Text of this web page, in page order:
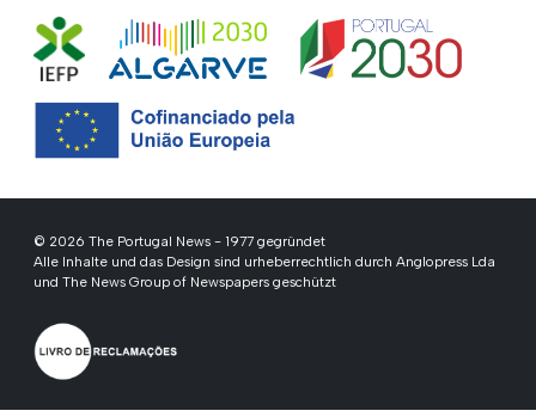
© 2026 The Portugal News - 1977 gegründet
Alle Inhalte und das Design sind urheberrechtlich durch Anglopress Lda
und The News Group of Newspapers geschützt